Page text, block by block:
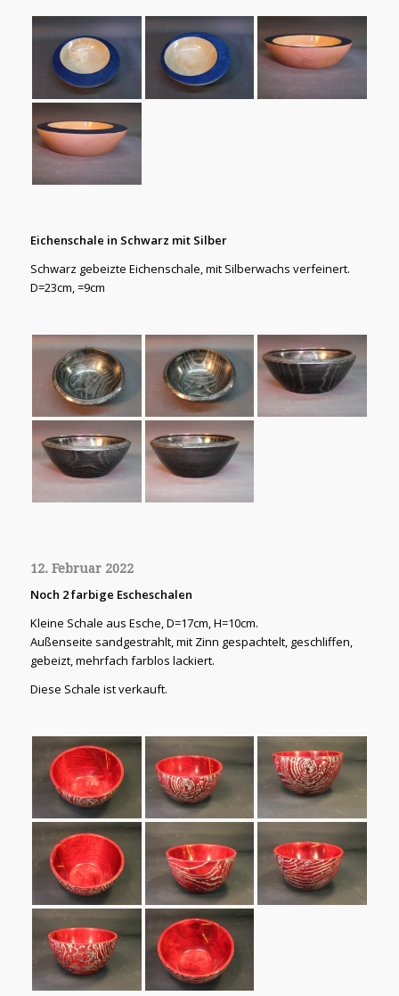
Eichenschale in Schwarz mit Silber
Schwarz gebeizte Eichenschale, mit Silberwachs verfeinert.
D=23cm, =9cm
12. Februar 2022
Noch 2 farbige Escheschalen
Kleine Schale aus Esche, D=17cm, H=10cm.
Außenseite sandgestrahlt, mit Zinn gespachtelt, geschliffen,
gebeizt, mehrfach farblos lackiert.
Diese Schale ist verkauft.